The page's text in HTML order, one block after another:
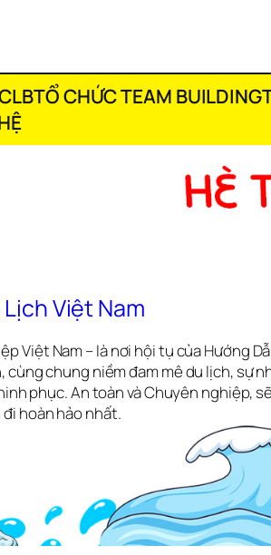
TỔ CHỨC TEAM BUILDING
Việt Nam
Việt Nam – là nơi hội tụ của Hướng
chung niềm đam mê du lịch, sự
phục. An toàn và Chuyên nghiệp,
hoàn hảo nhất.